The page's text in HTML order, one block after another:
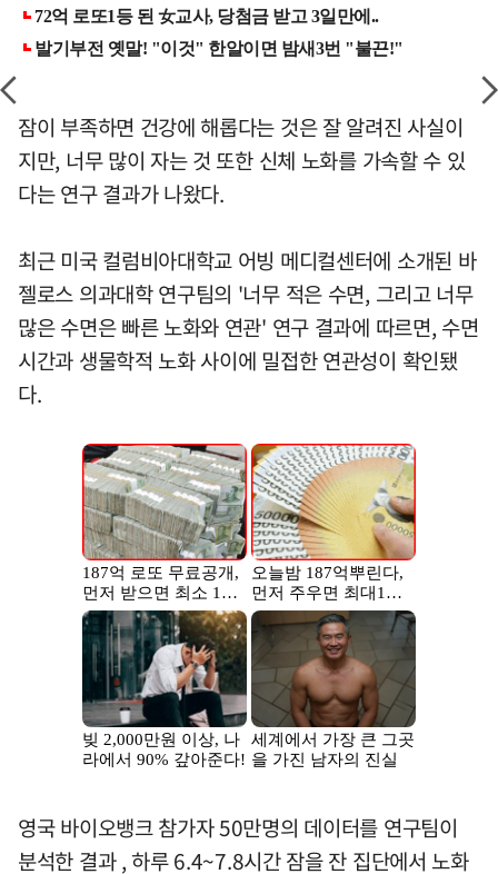
잠이 부족하면 건강에 해롭다는 것은 잘 알려진 사실이
지만, 너무 많이 자는 것 또한 신체 노화를 가속할 수 있
다는 연구 결과가 나왔다.
최근 미국 컬럼비아대학교 어빙 메디컬센터에 소개된 바
젤로스 의과대학 연구팀의 '너무 적은 수면, 그리고 너무
많은 수면은 빠른 노화와 연관' 연구 결과에 따르면, 수면
시간과 생물학적 노화 사이에 밀접한 연관성이 확인됐
다.
영국 바이오뱅크 참가자 50만명의 데이터를 연구팀이
분석한 결과 , 하루 6.4~7.8시간 잠을 잔 집단에서 노화